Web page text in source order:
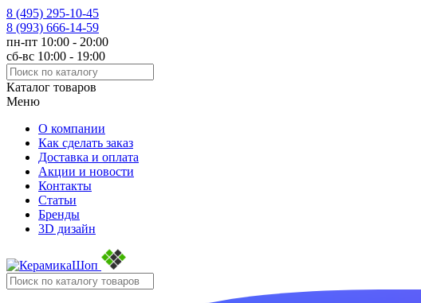
8 (495) 295-10-45
8 (993) 666-14-59
пн-пт 10:00 - 20:00
сб-вс 10:00 - 19:00
Каталог товаров
Меню
О компании
Как сделать заказ
Доставка и оплата
Акции и новости
Контакты
Статьи
Бренды
3D дизайн